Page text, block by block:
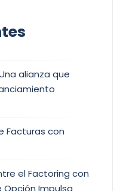
alianza que
Facturas con
el Factoring con
Opción Impulsa